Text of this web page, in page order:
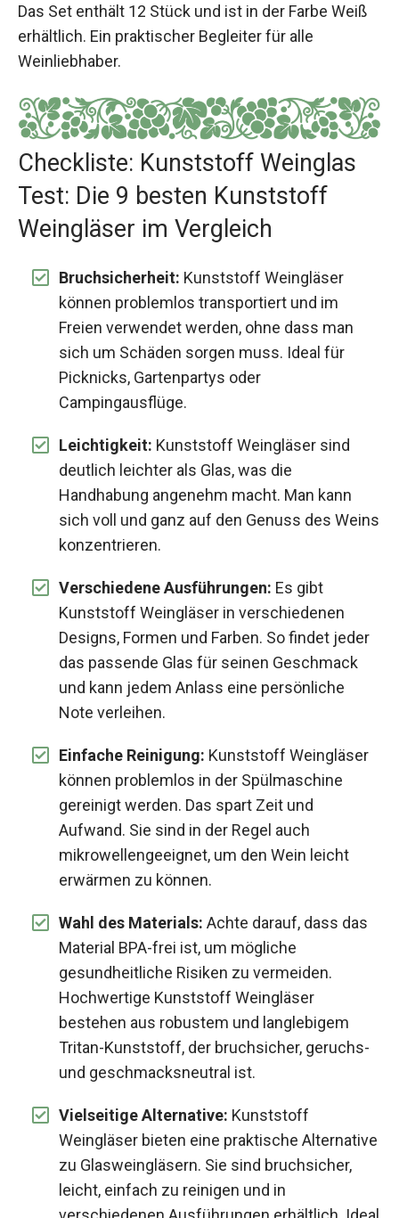
Das Set enthält 12 Stück und ist in der Farbe Weiß
erhältlich. Ein praktischer Begleiter für alle
Weinliebhaber.
Checkliste: Kunststoff Weinglas
Test: Die 9 besten Kunststoff
Weingläser im Vergleich
Bruchsicherheit: Kunststoff Weingläser
können problemlos transportiert und im
Freien verwendet werden, ohne dass man
sich um Schäden sorgen muss. Ideal für
Picknicks, Gartenpartys oder
Campingausflüge.
Leichtigkeit: Kunststoff Weingläser sind
deutlich leichter als Glas, was die
Handhabung angenehm macht. Man kann
sich voll und ganz auf den Genuss des Weins
konzentrieren.
Verschiedene Ausführungen: Es gibt
Kunststoff Weingläser in verschiedenen
Designs, Formen und Farben. So findet jeder
das passende Glas für seinen Geschmack
und kann jedem Anlass eine persönliche
Note verleihen.
Einfache Reinigung: Kunststoff Weingläser
können problemlos in der Spülmaschine
gereinigt werden. Das spart Zeit und
Aufwand. Sie sind in der Regel auch
mikrowellengeeignet, um den Wein leicht
erwärmen zu können.
Wahl des Materials: Achte darauf, dass das
Material BPA-frei ist, um mögliche
gesundheitliche Risiken zu vermeiden.
Hochwertige Kunststoff Weingläser
bestehen aus robustem und langlebigem
Tritan-Kunststoff, der bruchsicher, geruchs-
und geschmacksneutral ist.
Vielseitige Alternative: Kunststoff
Weingläser bieten eine praktische Alternative
zu Glasweingläsern. Sie sind bruchsicher,
leicht, einfach zu reinigen und in